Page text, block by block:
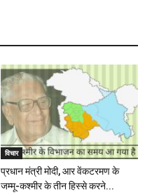
विचार
प्रधान मंत्री मोदी, आर वेंकटरमण के
जम्मू-कश्मीर के तीन हिस्से करने...